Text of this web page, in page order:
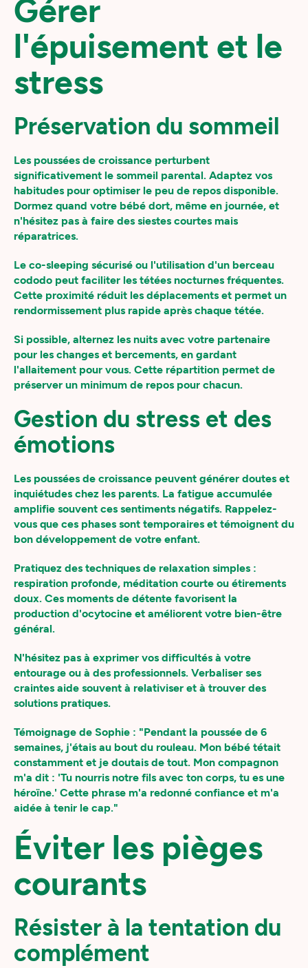
Gérer
l'épuisement et le
stress
Préservation du sommeil
Les poussées de croissance perturbent
significativement le sommeil parental. Adaptez vos
habitudes pour optimiser le peu de repos disponible.
Dormez quand votre bébé dort, même en journée, et
n'hésitez pas à faire des siestes courtes mais
réparatrices.
Le co-sleeping sécurisé ou l'utilisation d'un berceau
cododo peut faciliter les tétées nocturnes fréquentes.
Cette proximité réduit les déplacements et permet un
rendormissement plus rapide après chaque tétée.
Si possible, alternez les nuits avec votre partenaire
pour les changes et bercements, en gardant
l'allaitement pour vous. Cette répartition permet de
préserver un minimum de repos pour chacun.
Gestion du stress et des
émotions
Les poussées de croissance peuvent générer doutes et
inquiétudes chez les parents. La fatigue accumulée
amplifie souvent ces sentiments négatifs. Rappelez-
vous que ces phases sont temporaires et témoignent du
bon développement de votre enfant.
Pratiquez des techniques de relaxation simples :
respiration profonde, méditation courte ou étirements
doux. Ces moments de détente favorisent la
production d'ocytocine et améliorent votre bien-être
général.
N'hésitez pas à exprimer vos difficultés à votre
entourage ou à des professionnels. Verbaliser ses
craintes aide souvent à relativiser et à trouver des
solutions pratiques.
Témoignage de Sophie : "Pendant la poussée de 6
semaines, j'étais au bout du rouleau. Mon bébé tétait
constamment et je doutais de tout. Mon compagnon
m'a dit : 'Tu nourris notre fils avec ton corps, tu es une
héroïne.' Cette phrase m'a redonné confiance et m'a
aidée à tenir le cap."
Éviter les pièges
courants
Résister à la tentation du
complément